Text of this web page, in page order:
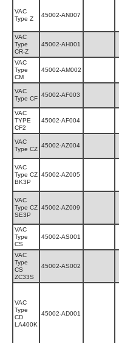
VAC
Type Z
45002-AN007
VAC
Type
CR-Z
45002-AH001
VAC
Type
CM
45002-AM002
VAC
Type CF
45002-AF003
VAC
TYPE
CF2
45002-AF004
VAC
Type CZ
45002-AZ004
VAC
Type CZ
BK3P
45002-AZ005
VAC
Type CZ
SE3P
45002-AZ009
VAC
Type
CS
45002-AS001
VAC
Type
CS
ZC33S
45002-AS002
VAC
Type
CD
LA400K
45002-AD001